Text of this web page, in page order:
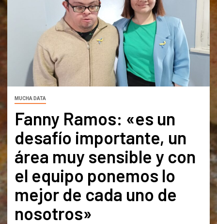
MUCHA DATA
Fanny Ramos: «es un
desafío importante, un
área muy sensible y con
el equipo ponemos lo
mejor de cada uno de
nosotros»